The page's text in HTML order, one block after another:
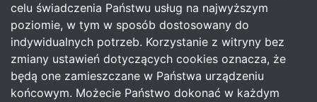
celu świadczenia Państwu usług na najwyższym
poziomie, w tym w sposób dostosowany do
indywidualnych potrzeb. Korzystanie z witryny bez
zmiany ustawień dotyczących cookies oznacza, że
będą one zamieszczane w Państwa urządzeniu
końcowym. Możecie Państwo dokonać w każdym